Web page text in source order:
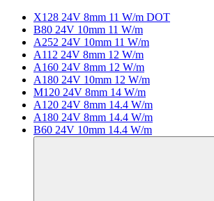
X128 24V 8mm 11 W/m DOT
B80 24V 10mm 11 W/m
A252 24V 10mm 11 W/m
A112 24V 8mm 12 W/m
A160 24V 8mm 12 W/m
A180 24V 10mm 12 W/m
M120 24V 8mm 14 W/m
A120 24V 8mm 14.4 W/m
A180 24V 8mm 14.4 W/m
B60 24V 10mm 14.4 W/m